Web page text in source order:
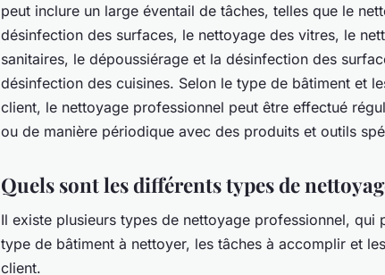
peut inclure un large éventail de tâches, telles que le
désinfection des surfaces, le nettoyage des vitres, le
sanitaires, le dépoussiérage et la désinfection des
désinfection des cuisines. Selon le type de bâtiment et
client, le nettoyage professionnel peut être effectué
ou de manière périodique avec des produits et outils
Quels sont les différents types de
Il existe plusieurs types de nettoyage professionnel, qui
type de bâtiment à nettoyer, les tâches à accomplir et
client.